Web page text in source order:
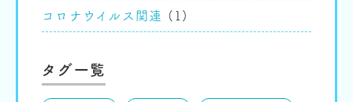
コロナウイルス関連 (1)
タグ一覧